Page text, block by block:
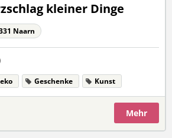
kleiner Dinge
Naarn
Geschenke Kunst
Mehr